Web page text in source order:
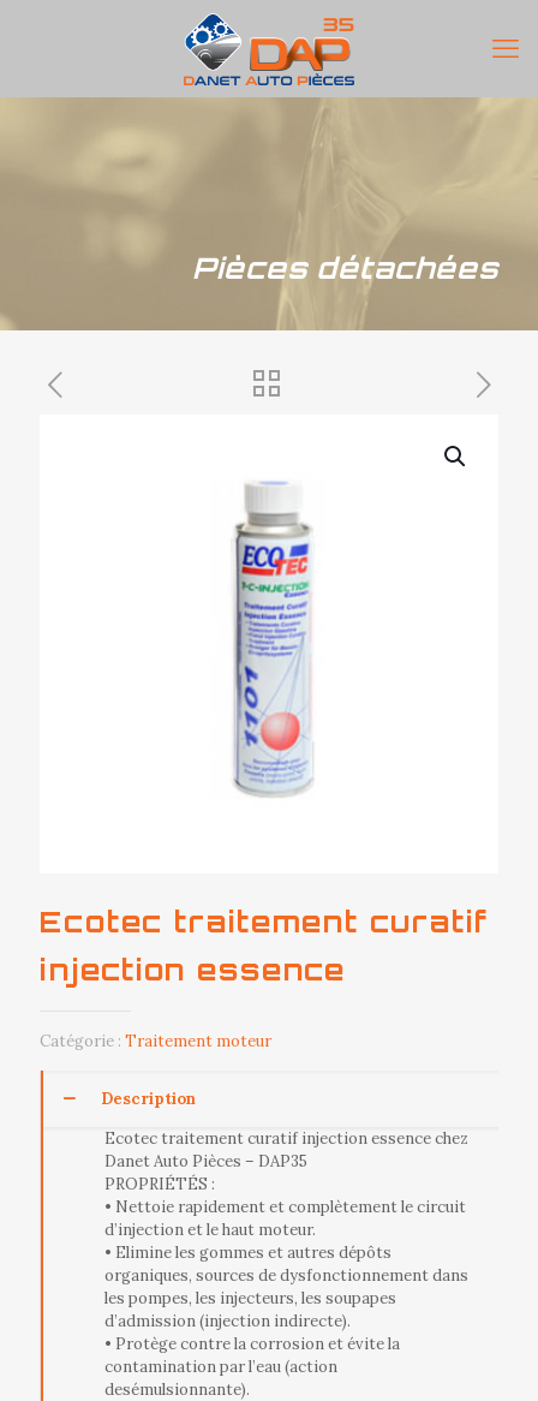
Pièces détachées
Ecotec traitement curatif
injection essence
Catégorie : Traitement moteur
Description
Ecotec traitement curatif injection essence chez
Danet Auto Pièces – DAP35
PROPRIÉTÉS :
• Nettoie rapidement et complètement le circuit
d’injection et le haut moteur.
• Elimine les gommes et autres dépôts
organiques, sources de dysfonctionnement dans
les pompes, les injecteurs, les soupapes
d’admission (injection indirecte).
• Protège contre la corrosion et évite la
contamination par l’eau (action
desémulsionnante).